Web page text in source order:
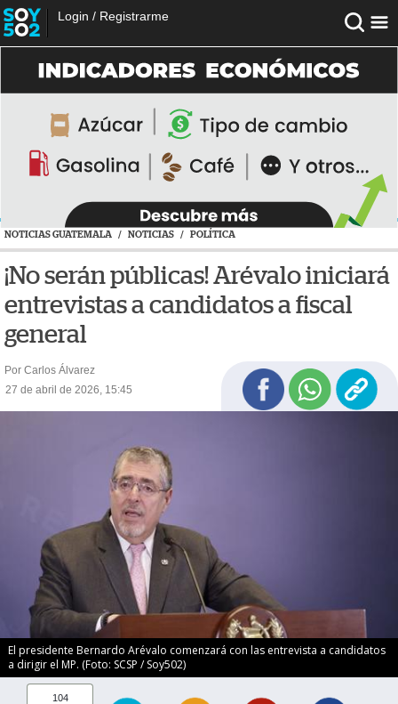
Login / Registrarme
NOTICIAS GUATEMALA / NOTICIAS / POLÍTICA
¡No serán públicas! Arévalo iniciará
entrevistas a candidatos a fiscal
general
Por Carlos Álvarez
27 de abril de 2026, 15:45
El presidente Bernardo Arévalo comenzará con las entrevista a candidatos
a dirigir el MP. (Foto: SCSP / Soy502)
104